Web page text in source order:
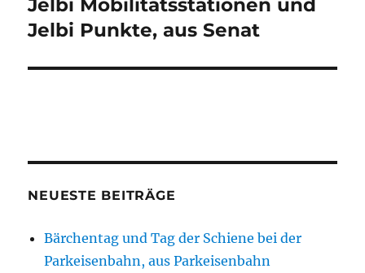
Nächster
Beitrag:
Jelbi Mobilitätsstationen und
Jelbi Punkte, aus Senat
NEUESTE BEITRÄGE
Bärchentag und Tag der Schiene bei der
Parkeisenbahn, aus Parkeisenbahn